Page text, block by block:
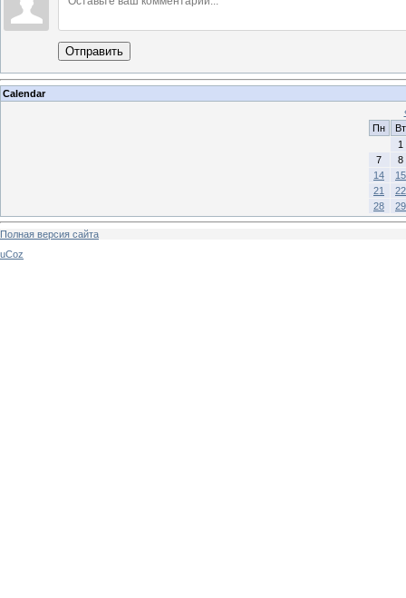
Отправить
Calendar
Пн
Вт
1
7
8
14
15
21
22
28
29
Полная версия сайта
uCoz